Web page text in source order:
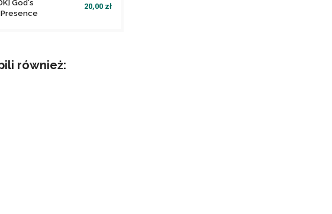
God's
20,00 zł
file_download również: